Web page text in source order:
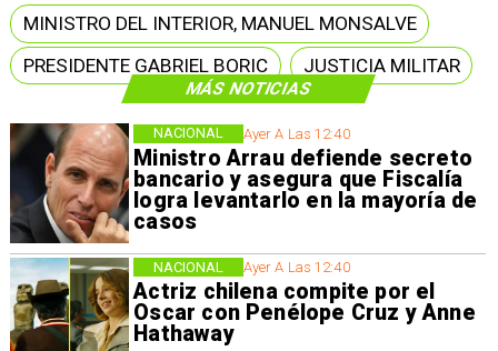
MÁS NOTICIAS
Ayer A Las 12:40
Ministro Arrau defiende secreto
bancario y asegura que Fiscalía
logra levantarlo en la mayoría de
casos
NACIONAL
Ayer A Las 12:40
Actriz chilena compite por el
Oscar con Penélope Cruz y Anne
Hathaway
NACIONAL
MINISTRO DEL INTERIOR, MANUEL MONSALVE
PRESIDENTE GABRIEL BORIC
JUSTICIA MILITAR